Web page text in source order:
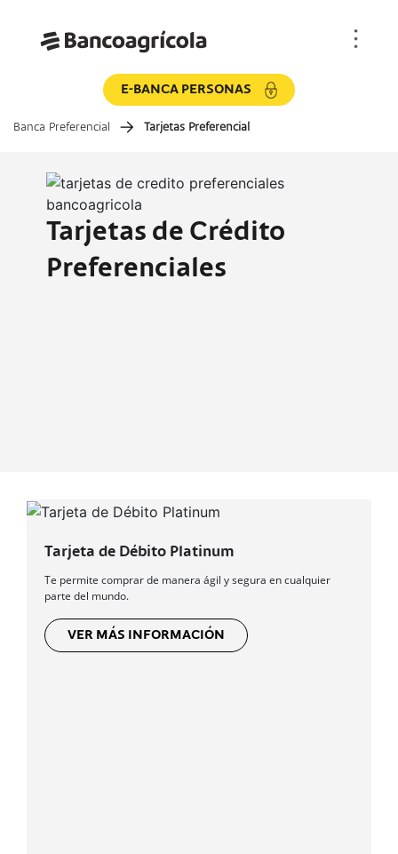
E-BANCA PERSONAS
Banca Preferencial Tarjetas Preferencial
Tarjetas de Crédito
Preferenciales
Tarjeta de Débito Platinum
Te permite comprar de manera ágil y segura en cualquier
parte del mundo.
VER MÁS INFORMACIÓN